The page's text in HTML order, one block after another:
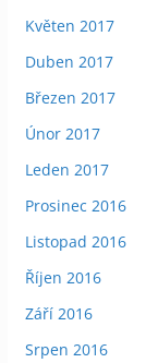
Květen 2017
Duben 2017
Březen 2017
Únor 2017
Leden 2017
Prosinec 2016
Listopad 2016
Říjen 2016
Září 2016
Srpen 2016